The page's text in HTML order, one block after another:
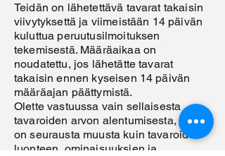
Teidän on lähetettävä tavarat takaisin
viivytyksettä ja viimeistään 14 päivän
kuluttua peruutusilmoituksen
tekemisestä. Määräaikaa on
noudatettu, jos lähetätte tavarat
takaisin ennen kyseisen 14 päivän
määräajan päättymistä.
Olette vastuussa vain sellaisesta
tavaroiden arvon alentumisesta, joka
on seurausta muusta kuin tavaroiden
luonteen, ominaisuuksien ja